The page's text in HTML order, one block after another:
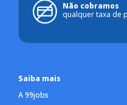
Saiba mais
A 99jobs
Não cobramos
qualquer taxa de